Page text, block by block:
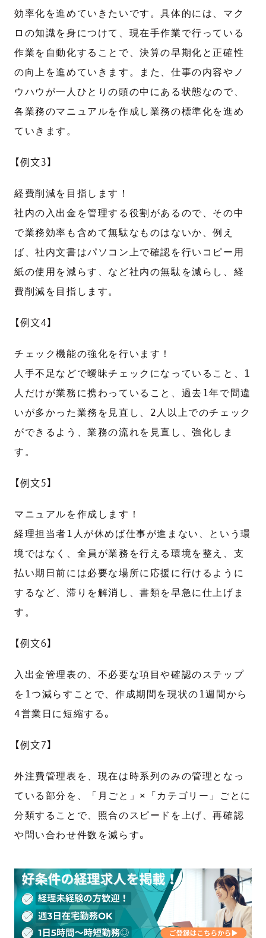
効率化を進めていきたいです。具体的には、マク
ロの知識を身につけて、現在手作業で行っている
作業を自動化することで、決算の早期化と正確性
の向上を進めていきます。また、仕事の内容やノ
ウハウが一人ひとりの頭の中にある状態なので、
各業務のマニュアルを作成し業務の標準化を進め
ていきます。
【例文3】
経費削減を目指します！
社内の入出金を管理する役割があるので、その中
で業務効率も含めて無駄なものはないか、例え
ば、社内文書はパソコン上で確認を行いコピー用
紙の使用を減らす、など社内の無駄を減らし、経
費削減を目指します。
【例文4】
チェック機能の強化を行います！
人手不足などで曖昧チェックになっていること、1
人だけが業務に携わっていること、過去1年で間違
いが多かった業務を見直し、2人以上でのチェック
ができるよう、業務の流れを見直し、強化しま
す。
【例文5】
マニュアルを作成します！
経理担当者1人が休めば仕事が進まない、という環
境ではなく、全員が業務を行える環境を整え、支
払い期日前には必要な場所に応援に行けるように
するなど、滞りを解消し、書類を早急に仕上げま
す。
【例文6】
入出金管理表の、不必要な項目や確認のステップ
を1つ減らすことで、作成期間を現状の1週間から
4営業日に短縮する。
【例文7】
外注費管理表を、現在は時系列のみの管理となっ
ている部分を、「月ごと」×「カテゴリー」ごとに
分類することで、照合のスピードを上げ、再確認
や問い合わせ件数を減らす。